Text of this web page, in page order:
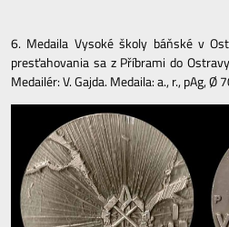
6. Medaila Vysoké školy báňské v
presťahovania sa z Příbrami do
Medailér: V. Gajda. Medaila: a., r., pAg, Ø